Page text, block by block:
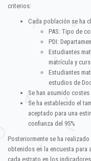
criterios:
Cada población se ha
PAS: Tipo de
PDI:
Estudiantes
matrícula y
Estudiantes
estudios de
Se han asumido
Se ha establecido el
aceptado para una
confianza del 95%
Posteriormente se ha
obtenidos en la encuesta para
cada estrato en los